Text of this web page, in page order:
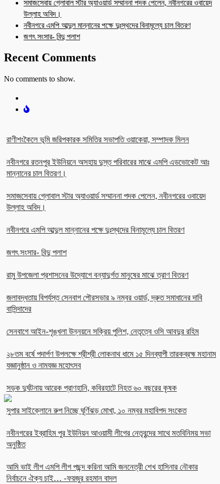
সমাজসেবায় গ্লোবাল স্টার অ্যাওয়ার্ড সম্মাননা পদক পেলেন, নবীনগরের ওবায়েদ
উল্লাহ অবিদ।
নবীনগরে এমপি আব্দুল মান্নানের পক্ষে দুঃস্থদের বিনামূল্যে চাল বিতরণ
জগৎ সংসার- বিন্দু পলাশ
Recent Comments
No comments to show.
রাণীশংকৈলে ভূমি জরিপকারক সমিতির সভাপতি ওয়াকেয়া, সম্পাদক মিলন
নবীনগরে রতনপুর ইউনিয়নে অসহায় দুস্ত পরিবারের মাঝে এমপি এডভোকেট আঃ
মান্নানের চাল বিতরণ।
সমাজসেবায় গ্লোবাল স্টার অ্যাওয়ার্ড সম্মাননা পদক পেলেন, নবীনগরের ওবায়েদ
উল্লাহ অবিদ।
নবীনগরে এমপি আব্দুল মান্নানের পক্ষে দুঃস্থদের বিনামূল্যে চাল বিতরণ
জগৎ সংসার- বিন্দু পলাশ
রামু উপজেলা প্রশাসনের উদ্যোগে বন্যাদুর্গত মানুষের মাঝে ত্রাণ বিতরণ
জলাবদ্ধতায় বিপর্যস্ত সেনবাগ পৌরসভার ৯ নম্বর ওয়ার্ড, দ্রুত সমাধানের দাবি
বাসিন্দাদের
সেনবাগে আইন-শৃঙ্খলা উন্নয়নে সক্রিয় পুলিশ, নেতৃত্বে ওসি আবদুর রহিম
২৮তম বর্ষে পদার্পণ উপলক্ষে শ্রীশ্রী লোকনাথ ধামে ১৫ দিনব্যাপী তারকব্রহ্ম মহানাম
যজ্ঞানুষ্ঠান ও নামযজ্ঞ মহোৎসব
সড়ক দুর্ঘটনায় আরেক প্রাণহানি, কবিরহাটে নিহত ৬০ বছরের কৃষক
সুপার সাইক্লোনে রুপ নিচ্ছে ঘূর্ণিঝড় মোখা, ১০ নম্বর মহাবিপদ সংকেত
নবীনগরের ইব্রাহিম পুর ইউনিয়ন আওয়ামী লীগের নেতৃবৃন্দের সাথে মতবিনিময় সভা
অনুষ্ঠিত
আমি ভাই লীগ এমপি লীগ পছন্দ করিনা আমি জননেত্রী শেখ হাসিনার নৌকার
নির্বাচনে ঐক্য চাই… -ফয়জুর রহমান বাদল